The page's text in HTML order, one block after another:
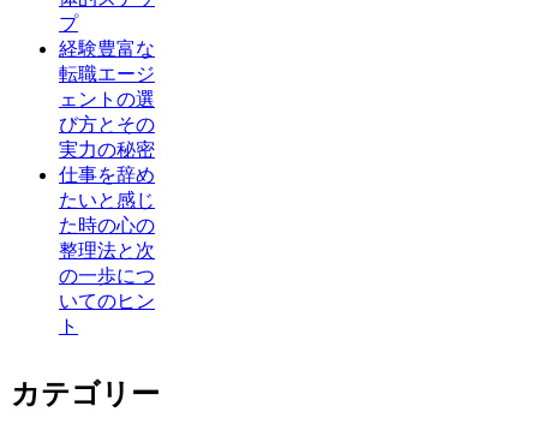
プ
経験豊富な
転職エージ
ェントの選
び方とその
実力の秘密
仕事を辞め
たいと感じ
た時の心の
整理法と次
の一歩につ
いてのヒン
ト
カテゴリー